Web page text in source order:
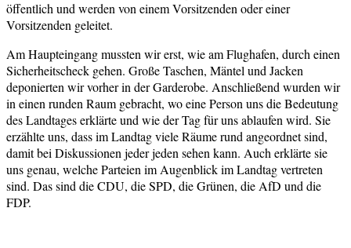
öffentlich und werden von einem Vorsitzenden oder einer
Vorsitzenden geleitet.
Am Haupteingang mussten wir erst, wie am Flughafen, durch einen
Sicherheitscheck gehen. Große Taschen, Mäntel und Jacken
deponierten wir vorher in der Garderobe. Anschließend wurden wir
in einen runden Raum gebracht, wo eine Person uns die Bedeutung
des Landtages erklärte und wie der Tag für uns ablaufen wird. Sie
erzählte uns, dass im Landtag viele Räume rund angeordnet sind,
damit bei Diskussionen jeder jeden sehen kann. Auch erklärte sie
uns genau, welche Parteien im Augenblick im Landtag vertreten
sind. Das sind die CDU, die SPD, die Grünen, die AfD und die
FDP.